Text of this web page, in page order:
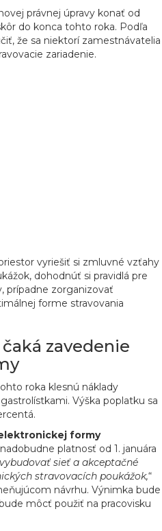
právnej úpravy konať od
do konca tohto roka. Podľa
že sa niektorí zamestnávatelia
zariadenie.
vyriešiť si zmluvné vzťahy
dohodnúť si pravidlá pre
prípadne zorganizovať
forme stravovania
zavedenie
roka klesnú náklady
Výška poplatku sa
formy
platnosť od 1. januára
sieť a akceptačné
stravovacích poukážok,“
návrhu. Výnimka bude
môcť použiť na pracovisku